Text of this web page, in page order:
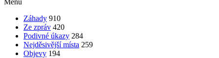
Menu
Záhady 910
Ze zpráv 420
Podivné úkazy 284
Nejděsivější místa 259
Objevy 194